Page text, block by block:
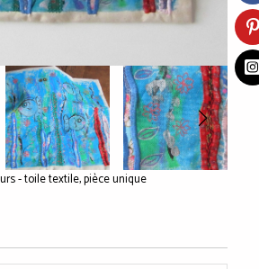
- toile textile, pièce unique